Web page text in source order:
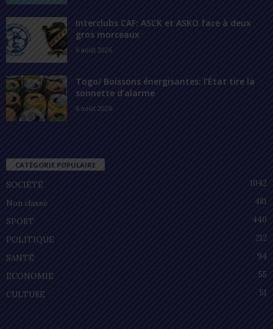
Interclubs CAF: ASCK et ASKO face à deux
gros morceaux
6 août 2026
Togo/ Boissons énergisantes: l’État tire la
sonnette d’alarme
6 août 2026
CATÉGORIE POPULAIRE
SOCIÉTÉ
1042
Non classé
481
SPORT
440
POLITIQUE
212
SANTÉ
94
ECONOMIE
55
CULTURE
51